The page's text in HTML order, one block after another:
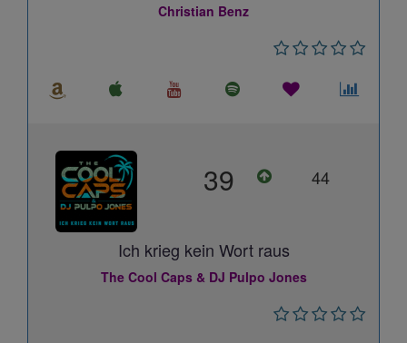
Christian Benz
39 44
Ich krieg kein Wort raus
The Cool Caps & DJ Pulpo Jones